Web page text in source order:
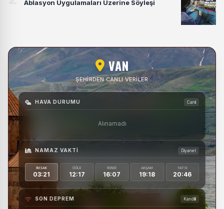
Ablasyon Uygulamaları Üzerine Söyleşi
VAN
ŞEHIRDEN CANLI VERILER
HAVA DURUMU Canlı
Alınamadı
NAMAZ VAKTI Diyanet
İMSAK
03:21
ÖĞLE
12:17
İKINDI
16:07
AKŞAM
19:18
YATSI
20:46
SON DEPREM Kandilli